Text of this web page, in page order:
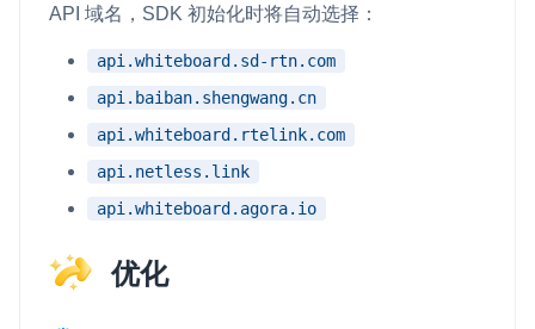
程
云市场
一站式实时互动模块的选型、购买、账号打通
SDK 拓展插件
拓展 SDK 能力，打造更具个性化的音视频互动效果
使用录制、推流、拉流等服务丰富互动体验
API 域名，SDK 初始化时将自动选择：
api.whiteboard.sd-rtn.com
api.baiban.shengwang.cn
api.whiteboard.rtelink.com
api.netless.link
api.whiteboard.agora.io
优化